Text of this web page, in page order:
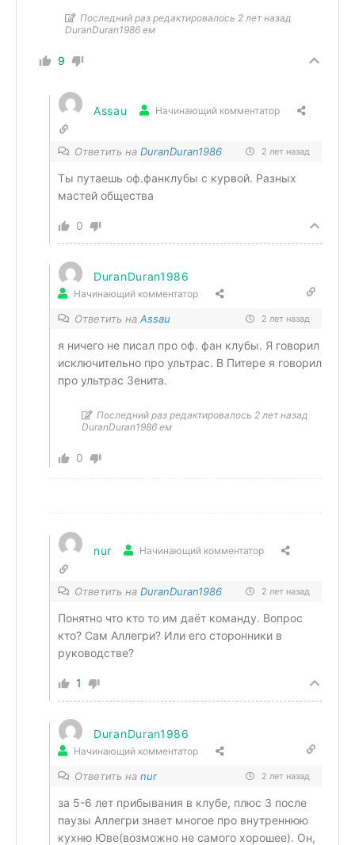
Последний раз редактировалось 2 лет назад
DuranDuran1986 ем
9
Assau Начинающий комментатор
Ответить на DuranDuran1986 2 лет назад
Ты путаешь оф.фанклубы с курвой. Разных
мастей общества
0
DuranDuran1986
Начинающий комментатор
Ответить на Assau 2 лет назад
я ничего не писал про оф. фан клубы. Я говорил
исключительно про ультрас. В Питере я говорил
про ультрас Зенита.
Последний раз редактировалось 2 лет назад
DuranDuran1986 ем
0
nur Начинающий комментатор
Ответить на DuranDuran1986 2 лет назад
Понятно что кто то им даёт команду. Вопрос
кто? Сам Аллегри? Или его сторонники в
руководстве?
1
DuranDuran1986
Начинающий комментатор
Ответить на nur 2 лет назад
за 5-6 лет прибывания в клубе, плюс 3 после
паузы Аллегри знает многое про внутреннюю
кухню Юве(возможно не самого хорошее). Он,